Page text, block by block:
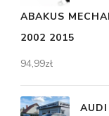
ABAKUS
2002 2015
94,99zł